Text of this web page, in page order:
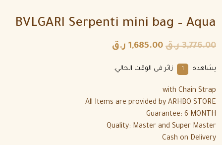
BVLGARI Serpenti mini bag – Aqua
3,776.00 ر.ق 1,685.00 ر.ق
يشاهده 1 زائر فى الوقت الحالي.
with Chain Strap
All Items are provided by ARHBO STORE
Guarantee: 6 MONTH
Quality: Master and Super Master
Cash on Delivery